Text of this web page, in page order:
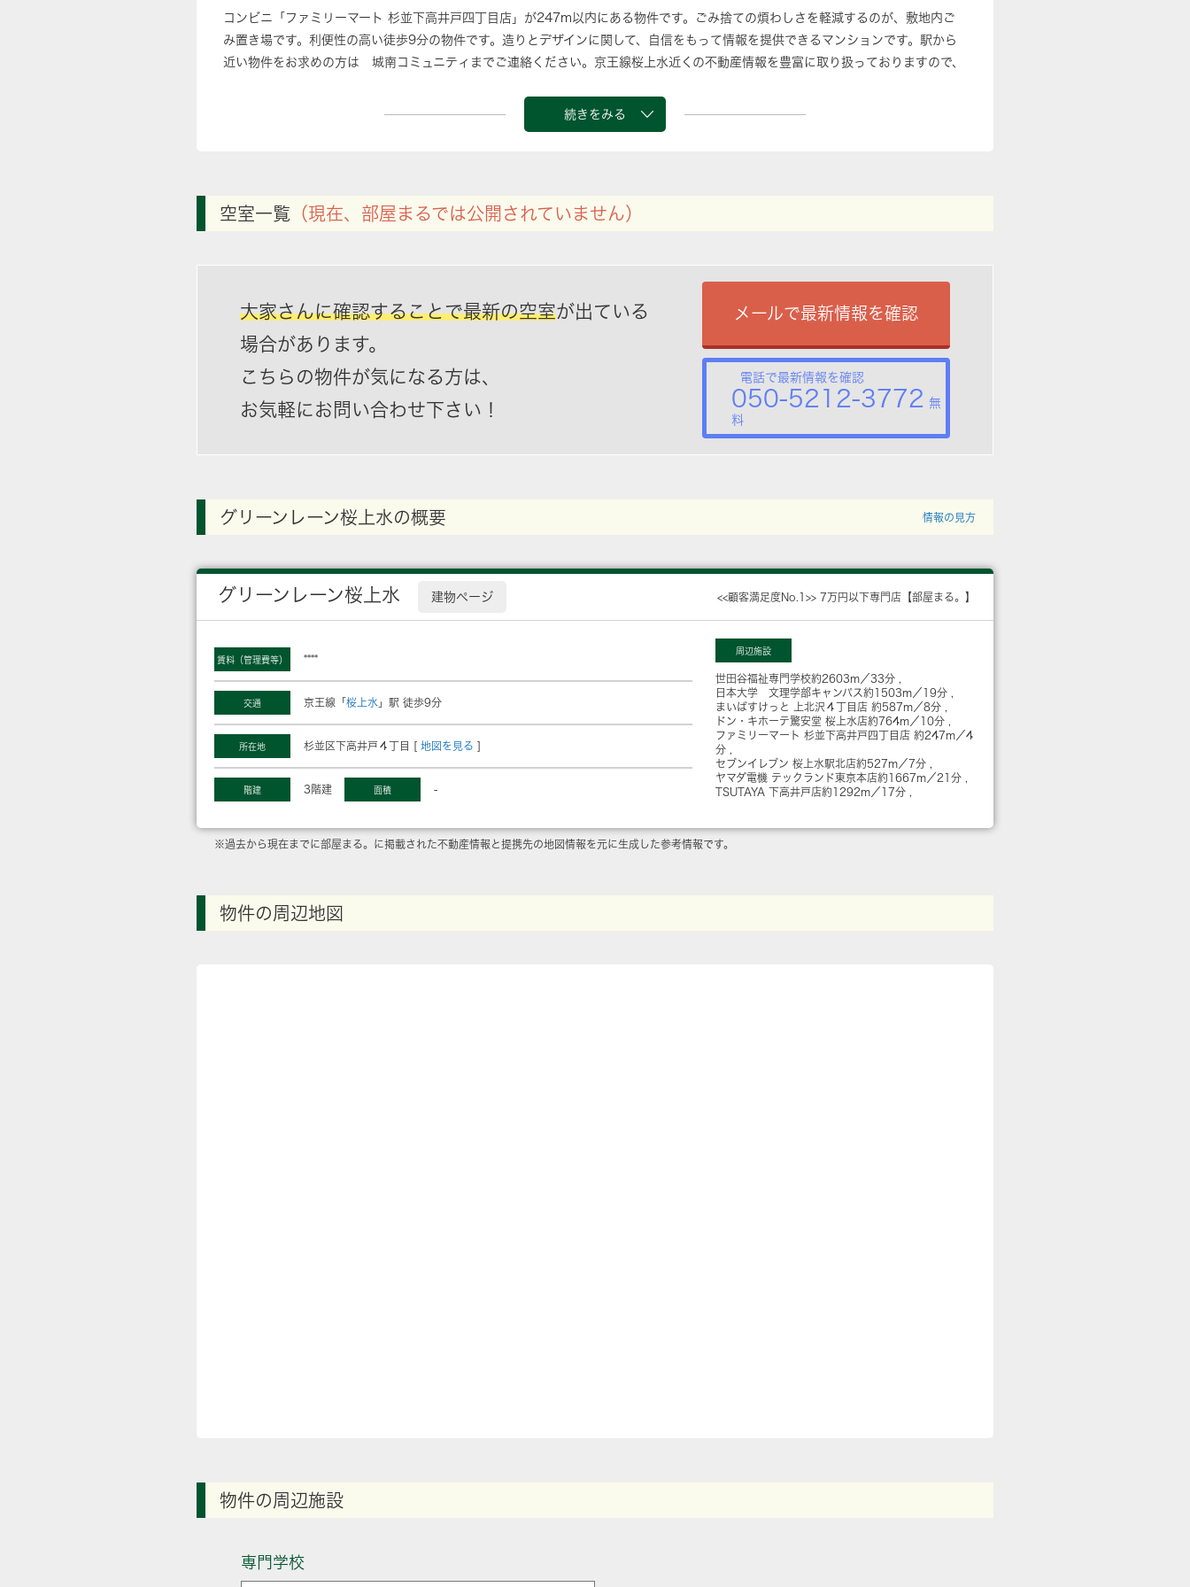
コンビニ「ファミリーマート 杉並下高井戸四丁目店」が247m以内にある物件です。ごみ捨ての煩わしさを軽減するのが、敷地内ご
み置き場です。利便性の高い徒歩9分の物件です。造りとデザインに関して、自信をもって情報を提供できるマンションです。駅から
近い物件をお求めの方は 城南コミュニティまでご連絡ください。京王線桜上水近くの不動産情報を豊富に取り扱っておりますので、
続きをみる
空室一覧 （現在、部屋まるでは公開されていません）
大家さんに確認することで最新の空室が出ている
場合があります。
こちらの物件が気になる方は、
お気軽にお問い合わせ下さい！
メールで最新情報を確認
電話で最新情報を確認
050-5212-3772 無
料
グリーンレーン桜上水の概要 情報の見方
グリーンレーン桜上水 建物ページ <<顧客満足度No.1>> 7万円以下専門店【部屋まる。】
賃料（管理費等） ****
交通 京王線「 桜上水 」駅 徒歩9分
所在地 杉並区下高井戸４丁目 [ 地図を見る ]
階建 3階建 面積 -
周辺施設
世田谷福祉専門学校約2603m／33分
日本大学 文理学部キャンパス約1503m／19分
まいばすけっと 上北沢４丁目店 約587m／8分
ドン・キホーテ驚安堂 桜上水店約764m／10分
ファミリーマート 杉並下高井戸四丁目店 約247m／4
分
セブンイレブン 桜上水駅北店約527m／7分
ヤマダ電機 テックランド東京本店約1667m／21分
TSUTAYA 下高井戸店約1292m／17分
※過去から現在までに部屋まる。に掲載された不動産情報と提携先の地図情報を元に生成した参考情報です。
物件の周辺地図
物件の周辺施設
専門学校